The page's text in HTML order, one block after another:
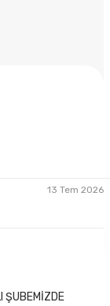
13 Tem 2026
ŞUBEMİZDE